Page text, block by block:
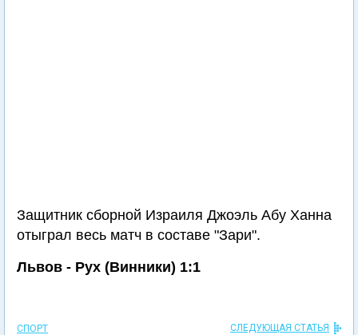
Защитник сборной Израиля Джоэль Абу Ханна
отыграл весь матч в составе "Зари".
Львов - Рух (Винники) 1:1
СПОРТ СЛЕДУЮЩАЯ СТАТЬЯ